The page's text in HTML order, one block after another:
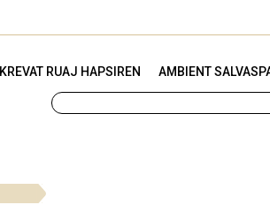
KREVAT RUAJ HAPSIREN AMBIENT